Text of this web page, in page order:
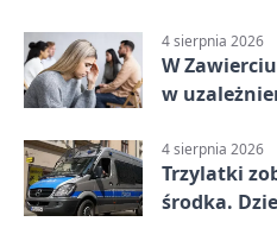
4 sierpnia 2026
W
w
4 sierpnia 2026
Trzylatki
środka.